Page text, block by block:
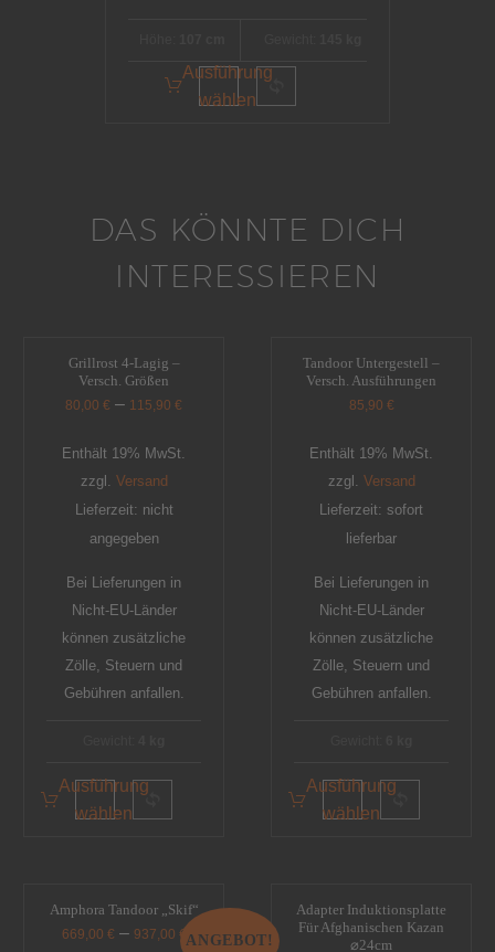
Ausführung
wählen
DAS KÖNNTE DICH
INTERESSIEREN
Grillrost 4-Lagig –
Versch. Größen
80,00 € – 115,90 €
Enthält 19% MwSt.
zzgl. Versand
Lieferzeit: nicht
angegeben
Bei Lieferungen in
Nicht-EU-Länder
können zusätzliche
Zölle, Steuern und
Gebühren anfallen.
Ausführung
wählen
Tandoor Untergestell –
Versch. Ausführungen
85,90 €
Enthält 19% MwSt.
zzgl. Versand
Lieferzeit: sofort
lieferbar
Bei Lieferungen in
Nicht-EU-Länder
können zusätzliche
Zölle, Steuern und
Gebühren anfallen.
Ausführung
wählen
ANGEBOT!
Amphora Tandoor „Skif“
669,00 € – 937,00 €
Adapter Induktionsplatte
Für Afghanischen Kazan
⌀24cm